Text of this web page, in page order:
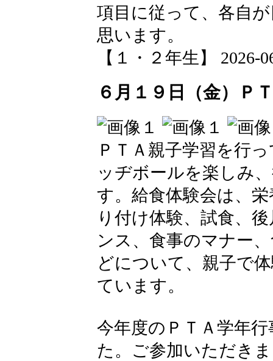
項目に従って、各自
思います。
【１・２年生】 2026-
６月１９日（金）Ｐ
ＰＴＡ親子学習を行
ッヂボールを楽しみ
す。給食体験会は、
り付け体験、試食、
ンス、食事のマナー
どについて、親子で
ています。
今年度のＰＴＡ学年
た。ご参加いただき